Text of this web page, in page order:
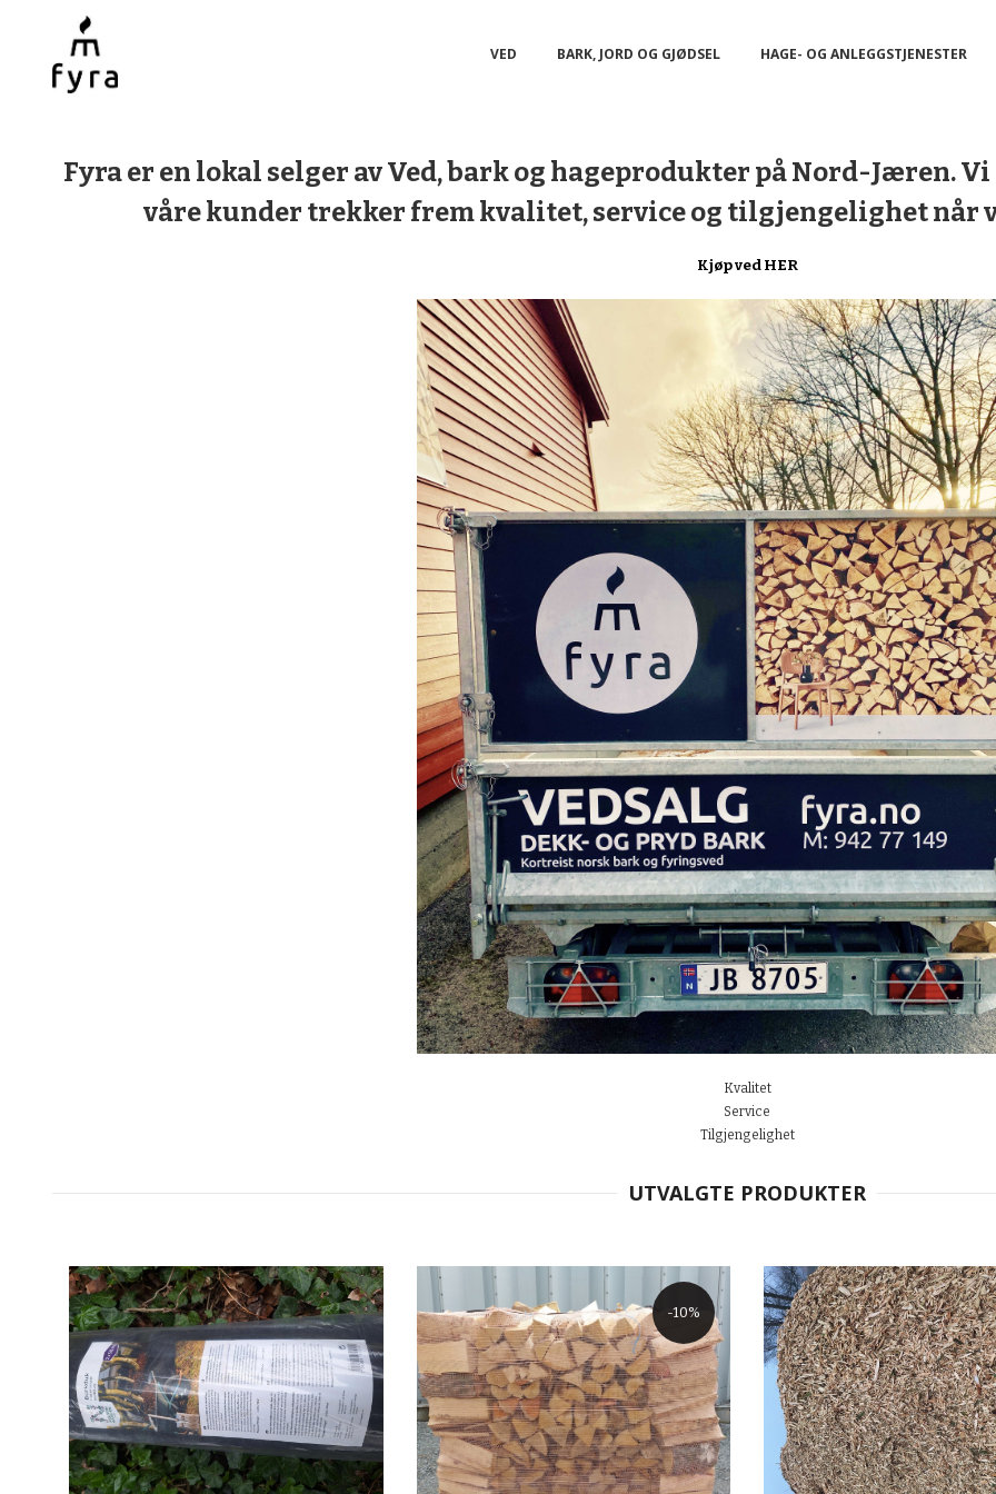
PRODUKTER
VED BARK, JORD OG GJØDSEL HAGE- OG ANLEGGSTJENESTER
Fyra er en lokal selger av Ved, bark og hageprodukter på Nord-Jæren.
våre kunder trekker frem kvalitet, service og tilgjengelighet når
Kjøp ved HER
Kvalitet
Service
Tilgjengelighet
UTVALGTE PRODUKTER
-10%